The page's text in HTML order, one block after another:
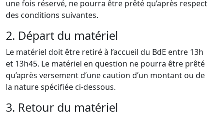
une fois réservé, ne pourra être prêté qu’après respect
des conditions suivantes.
2. Départ du matériel
Le matériel doit être retiré à l’accueil du BdE entre 13h
et 13h45. Le matériel en question ne pourra être prêté
qu’après versement d’une caution d’un montant ou de
la nature spécifiée ci-dessous.
3. Retour du matériel